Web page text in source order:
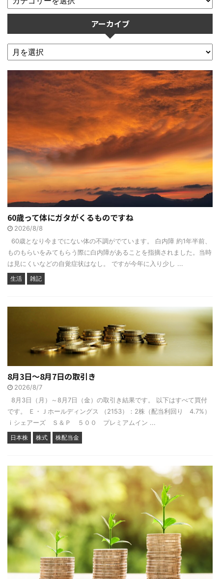
アーカイブ
60歳って体にガタがくるものですね
2026/8/8
60歳となり今までにない体の不調がでています。 白内障 約1年半前、
ものもらいをみてもらう際に白内障があることを指摘されました。当時
は見にくいなどの自覚症状はなし。 ですが今年に入り少し ...
生活 雑記
8月3日～8月7日の取引き
2026/8/7
8月3日（月）～8月7日（金）の取引き結果です。 以下はすべて買付
です。 Ｅ・Ｊホールディングス （2153）：2株（配当利回り 4.7%）
ｉシェアーズ Ｓ＆Ｐ ５００ プレミアムイン ...
日本株 株式 株配当金